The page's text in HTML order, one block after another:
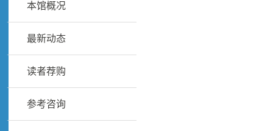
本馆概况
最新动态
读者荐购
参考咨询